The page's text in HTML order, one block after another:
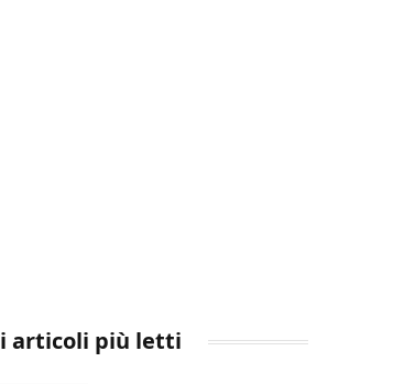
articoli più letti